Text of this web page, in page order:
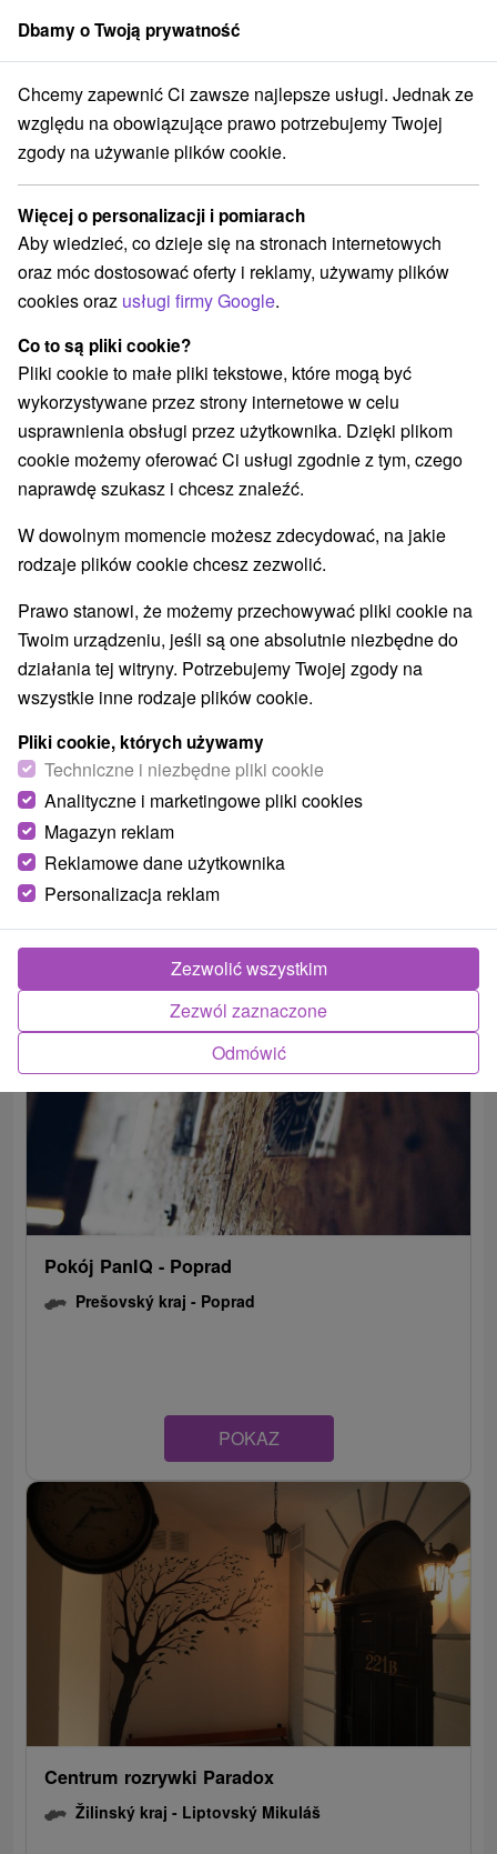
członek grupySorger
Atrakcje na Słowacji Escaperoom w Tatrach
Escaperoom w Tatrach
Kategorie
Wszystkie kategorie
Zamki(1)
Areny laserowe i paintball(3)
Wieże obserwacyjne i chodniki
Zamki, pałace, ruiny(3)
Loty widokowe i rejsy wycieczkowe (1) Sporty(11)
Jazda konna(3) Skanseny(6) Chaty górskie(19)
Ośrodki i miasteczka dziecięce(8)
Obiekty architektoniczne(2) Ośrodek narciarski
Parki miejskie i zamkowe
Pola golfowe (3) Amfiteatry i kina w przyrodzie(2)
Túry a turistické chodníky(53) Escaperoom
Atrakcje z adrenaliną(21) Atrakcje turystyczne (29)
Muzea i galerie(15)
Ogrody zoologiczne i fermy zwierząt (1)
Ogrody botaniczne(2)
Jeziora, jeziora, zbiorniki wodne
Atrakcje dla dzieci(52) Zabytki techniki
Wodospady(14) Kościoły drewniane(3)
Aquaparki, baseny(8)
Wsie i miasta
Poprad(1) Liptovský Mikuláš(1)
Pokój PanIQ - Poprad
Prešovský kraj - Poprad
POKAZ
Centrum rozrywki Paradox
Žilinský kraj - Liptovský Mikuláš
Dbamy o Twoją prywatność
Chcemy zapewnić Ci zawsze najlepsze usługi. Jednak ze
względu na obowiązujące prawo potrzebujemy Twojej
zgody na używanie plików cookie.
Więcej o personalizacji i pomiarach
Aby wiedzieć, co dzieje się na stronach internetowych
oraz móc dostosować oferty i reklamy, używamy plików
cookies oraz usługi firmy Google.
Co to są pliki cookie?
Pliki cookie to małe pliki tekstowe, które mogą być
wykorzystywane przez strony internetowe w celu
usprawnienia obsługi przez użytkownika. Dzięki plikom
cookie możemy oferować Ci usługi zgodnie z tym, czego
naprawdę szukasz i chcesz znaleźć.
W dowolnym momencie możesz zdecydować, na jakie
rodzaje plików cookie chcesz zezwolić.
Prawo stanowi, że możemy przechowywać pliki cookie na
Twoim urządzeniu, jeśli są one absolutnie niezbędne do
działania tej witryny. Potrzebujemy Twojej zgody na
wszystkie inne rodzaje plików cookie.
Pliki cookie, których używamy
Techniczne i niezbędne pliki cookie
Analityczne i marketingowe pliki cookies
Magazyn reklam
Reklamowe dane użytkownika
Personalizacja reklam
Odmówić
Zezwól zaznaczone
Zezwolić wszystkim